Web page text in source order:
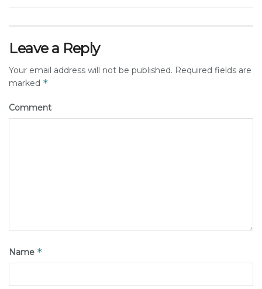
Leave a Reply
Your email address will not be published. Required fields are
marked *
Comment
Name *